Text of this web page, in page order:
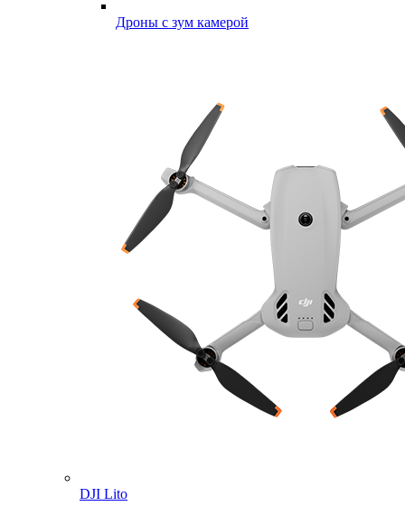
Дроны с зум камерой
DJI Lito